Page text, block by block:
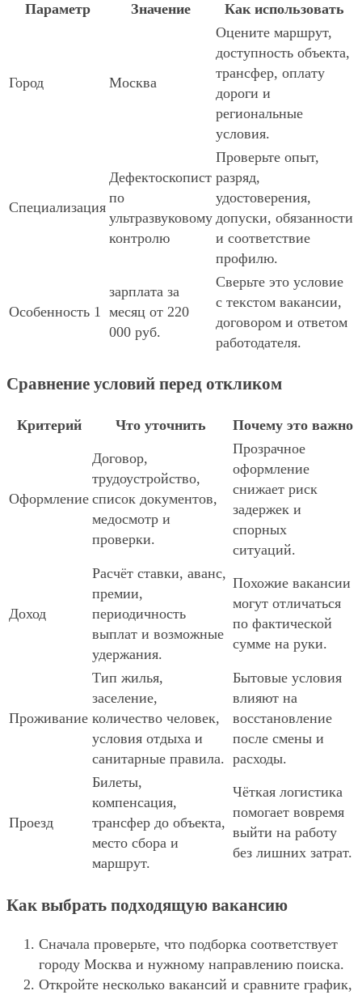
Параметр Значение Как использовать
Город Москва
Оцените маршрут,
доступность объекта,
трансфер, оплату
дороги и
региональные
условия.
Специализация
Дефектоскопист
по
ультразвуковому
контролю
Проверьте опыт,
разряд,
удостоверения,
допуски, обязанности
и соответствие
профилю.
Особенность 1
зарплата за
месяц от 220
000 руб.
Сверьте это условие
с текстом вакансии,
договором и ответом
работодателя.
Сравнение условий перед откликом
Критерий Что уточнить Почему это важно
Оформление
Договор,
трудоустройство,
список документов,
медосмотр и
проверки.
Прозрачное
оформление
снижает риск
задержек и
спорных
ситуаций.
Доход
Расчёт ставки, аванс,
премии,
периодичность
выплат и возможные
удержания.
Похожие вакансии
могут отличаться
по фактической
сумме на руки.
Проживание
Тип жилья,
заселение,
количество человек,
условия отдыха и
санитарные правила.
Бытовые условия
влияют на
восстановление
после смены и
расходы.
Проезд
Билеты,
компенсация,
трансфер до объекта,
место сбора и
маршрут.
Чёткая логистика
помогает вовремя
выйти на работу
без лишних затрат.
Как выбрать подходящую вакансию
Сначала проверьте, что подборка соответствует
городу Москва и нужному направлению поиска.
Откройте несколько вакансий и сравните график,